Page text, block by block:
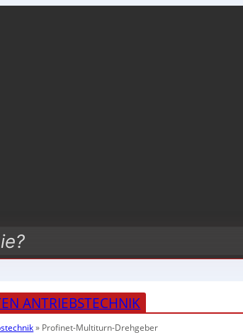
ANTRIEBSTECHNIK
» Profinet-Multiturn-Drehgeber